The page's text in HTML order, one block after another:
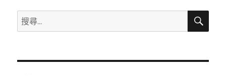
搜
尋
鍵
搜